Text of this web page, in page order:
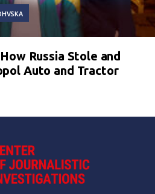
Russia Stole and
Auto and Tractor